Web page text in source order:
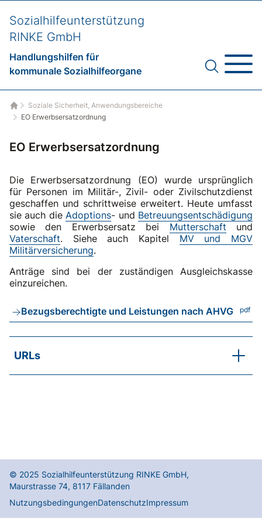
Sozialhilfeunterstützung
RINKE GmbH
Handlungshilfen für
kommunale Sozialhilfeorgane
Startseite
Soziale Sicherheit, Anwendungsbereiche
EO Erwerbsersatzordnung
EO Erwerbsersatzordnung
Die Erwerbsersatzordnung (EO) wurde ursprünglich
für Personen im Militär-, Zivil- oder Zivilschutzdienst
geschaffen und schrittweise erweitert. Heute umfasst
sie auch dieAdoptions- und Betreuungsentschädigung
sowie den Erwerbsersatz bei Mutterschaft und
Vaterschaft. Siehe auch Kapitel MV und MGV
Militärversicherung.
Anträge sind bei der zuständigen Ausgleichskasse
einzureichen.
Bezugsberechtigte und Leistungen nach AHVG pdf
URLs
Kantonale Ausgleichskassen
Onlinerechner EO
Antragsformular Zulage für Betreuungskosten EO
Ergänzungsblätter1und2zum Antrag
© 2025 Sozialhilfeunterstützung RINKE GmbH,
Maurstrasse 74, 8117 Fällanden
NutzungsbedingungenDatenschutzImpressum